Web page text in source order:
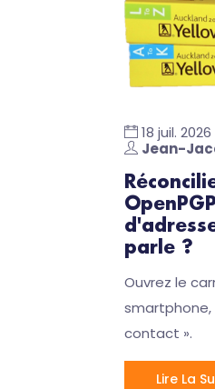
18 juil. 2026
Jean-
parle ?
Ouvrez le
contact ».
Lire La